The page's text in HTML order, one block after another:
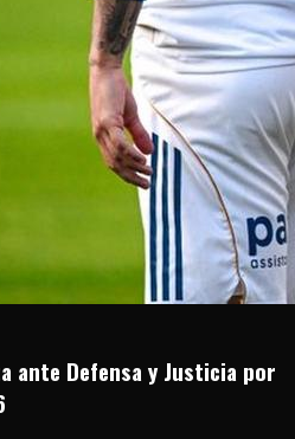
ante Defensa y Justicia por